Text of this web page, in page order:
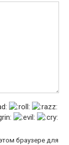
браузере для